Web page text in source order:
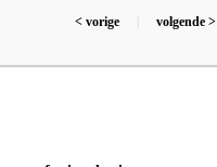
< vorige volgende >